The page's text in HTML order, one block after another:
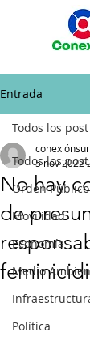
Entrada
Todos los post
Orden Público
Movilidad
Economía
Medio
Política
Todos los post
No hay
de
conexiónsur
5 nov 2022